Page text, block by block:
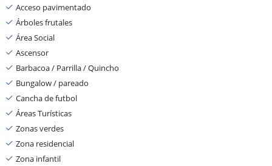
Acceso pavimentado
Árboles frutales
Área Social
Ascensor
Barbacoa / Parrilla / Quincho
Bungalow / pareado
Cancha de futbol
Áreas Turísticas
Zonas verdes
Zona residencial
Zona infantil